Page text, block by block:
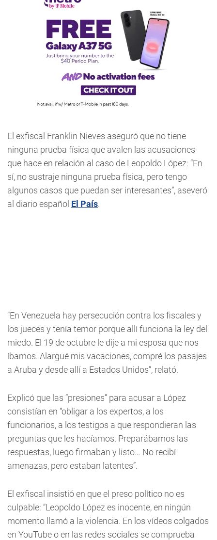
El exfiscal Franklin Nieves aseguró que no tiene
ninguna prueba física que avalen las acusaciones
que hace en relación al caso de Leopoldo López: “En
sí, no sustraje ninguna prueba física, pero tengo
algunos casos que puedan ser interesantes”, aseveró
al diario español El País.
“En Venezuela hay persecución contra los fiscales y
los jueces y tenía temor porque allí funciona la ley del
miedo. El 19 de octubre le dije a mi esposa que nos
íbamos. Alargué mis vacaciones, compré los pasajes
a Aruba y desde allí a Estados Unidos”, relató.
Explicó que las “presiones” para acusar a López
consistían en “obligar a los expertos, a los
funcionarios, a los testigos a que respondieran las
preguntas que les hacíamos. Preparábamos las
respuestas, luego firmaban y listo… No recibí
amenazas, pero estaban latentes”.
El exfiscal insistió en que el preso político no es
culpable: “Leopoldo López es inocente, en ningún
momento llamó a la violencia. En los vídeos colgados
en YouTube o en las redes sociales se comprueba